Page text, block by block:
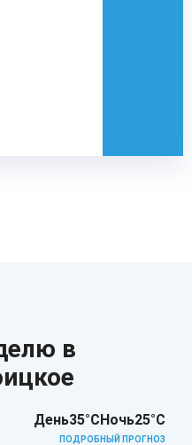
в
День35°CНочь25°C
ПОДРОБНЫЙ ПРОГНОЗ